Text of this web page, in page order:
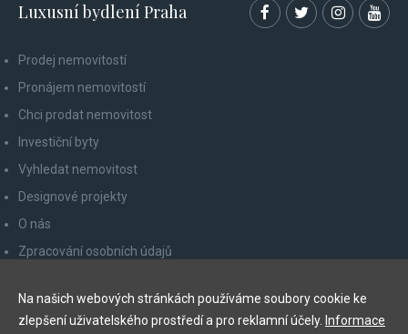
Luxusní bydlení Praha
Prodej nemovitostí
Pronájem nemovitostí
Chci prodat nemovitost
Investiční byty
Vyhledat nemovitost
Designové projekty
O nás
Zpracování osobních údajů
Odhlášení z newsletteru
Na našich webových stránkách používáme soubory cookie ke
zlepšení uživatelského prostředí a pro reklamní účely. Informace